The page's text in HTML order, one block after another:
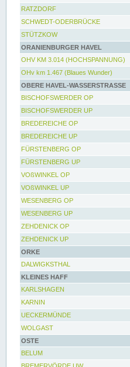
RATZDORF
SCHWEDT-ODERBRÜCKE
STÜTZKOW
ORANIENBURGER HAVEL
OHV KM 3.014 (HOCHSPANNUNG)
OHv km 1.467 (Blaues Wunder)
OBERE HAVEL-WASSERSTRASSE
BISCHOFSWERDER OP
BISCHOFSWERDER UP
BREDEREICHE OP
BREDEREICHE UP
FÜRSTENBERG OP
FÜRSTENBERG UP
VOßWINKEL OP
VOßWINKEL UP
WESENBERG OP
WESENBERG UP
ZEHDENICK OP
ZEHDENICK UP
ORKE
DALWIGKSTHAL
KLEINES HAFF
KARLSHAGEN
KARNIN
UECKERMÜNDE
WOLGAST
OSTE
BELUM